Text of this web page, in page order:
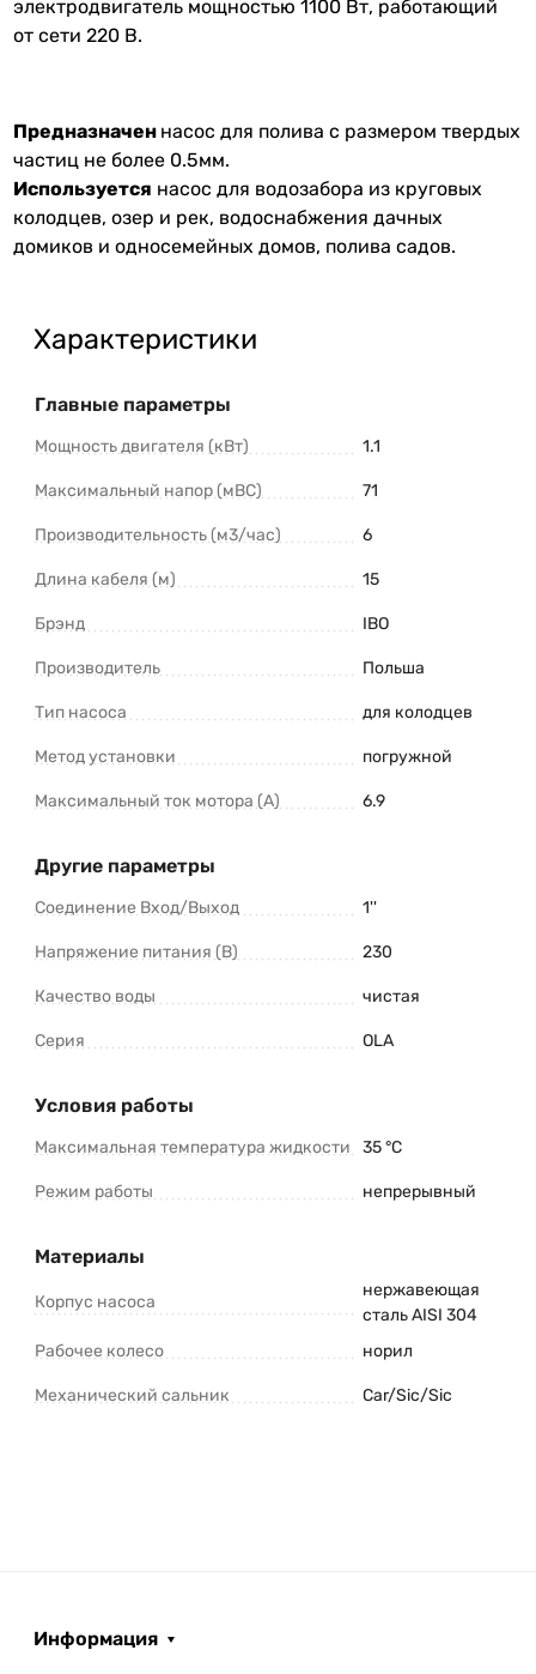
электродвигатель мощностью 1100 Вт, работающий
от сети 220 В.
Предназначен насос для полива с размером твердых
частиц не более 0.5мм.
Используется насос для водозабора из круговых
колодцев, озер и рек, водоснабжения дачных
домиков и односемейных домов, полива садов.
Характеристики
Главные параметры
Мощность двигателя (кВт) 1.1
Максимальный напор (мВС) 71
Производительность (м3/час) 6
Длина кабеля (м) 15
Брэнд IBO
Производитель Польша
Тип насоса для колодцев
Метод установки погружной
Максимальный ток мотора (А) 6.9
Другие параметры
Соединение Вход/Выход 1''
Напряжение питания (В) 230
Качество воды чистая
Серия OLA
Условия работы
Максимальная температура жидкости 35 °C
Режим работы непрерывный
Материалы
Корпус насоса
нержавеющая
сталь AISI 304
Рабочее колесо
норил
Механический сальник Car/Sic/Sic
Информация